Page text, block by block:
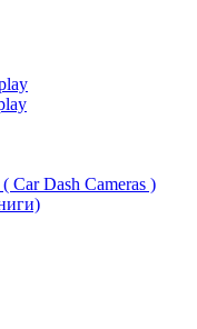
Car Dash Cameras )